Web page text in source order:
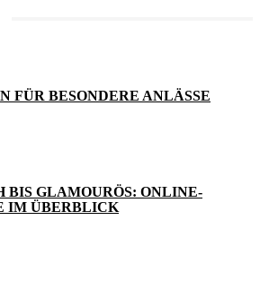
FÜR BESONDERE ANLÄSSE
BIS GLAMOURÖS: ONLINE-
IM ÜBERBLICK